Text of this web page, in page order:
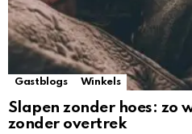
Gastblogs Winkels
Slapen zonder hoes: zo
zonder overtrek